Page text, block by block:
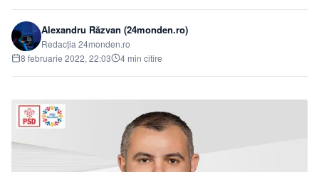
Alexandru Răzvan (24monden.ro)
Redacția 24monden.ro
8 februarie 2022, 22:03
4 min citire